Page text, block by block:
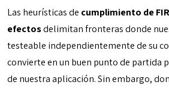
Las heurísticas de cumplimiento de
efectosdelimitan fronteras donde
testeable independientemente de su
convierte en un buen punto de partida
de nuestra aplicación. Sin embargo,